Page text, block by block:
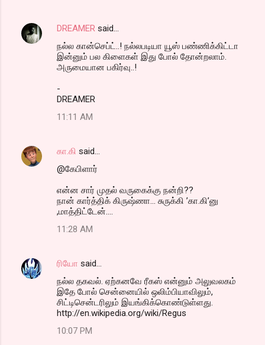
DREAMER said…
நல்ல கான்செப்ட்..! நல்லபடியா யூஸ் பண்ணிக்கிட்டா
இன்னும் பல கிளைகள் இது போல் தோன்றலாம்.
அருமையான பகிர்வு..!
-
DREAMER
11:11 AM
கா.கி said…
@கேபிளார்
என்ன சார் முதல் வருகைக்கு நன்றி??
நான் கார்த்திக் கிருஷ்ணா... சுருக்கி ’கா.கி’னு
,மாத்திட்டேன்....
11:28 AM
ரியோ said…
நல்ல தகவல். ஏற்கனவே ரீகஸ் என்னும் அலுவலகம்
இதே போல் சென்னையில் ஒலிம்பியாவிலும்,
சிட்டிசென்டரிலும் இயங்கிக்கொண்டுள்ளது.
http://en.wikipedia.org/wiki/Regus
10:07 PM